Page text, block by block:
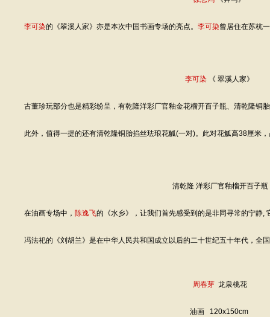
李可染的《翠溪人家》亦是本次中国书画专场的亮点。 李可染曾居住在苏杭
李可染 《 翠溪人家》
古董珍玩部分也是精彩纷呈，有乾隆洋彩厂官釉金花榴开百子瓶、清乾隆铜胎
此外，值得一提的还有清乾隆铜胎掐丝珐琅花觚(一对)。此对花觚高38厘米，
清乾隆 洋彩厂官釉榴开百子瓶
在油画专场中， 陈逸飞的《水乡》，让我们首先感受到的是非同寻常的宁静,
冯法祀的《刘胡兰》是在中华人民共和国成立以后的二十世纪五十年代，全国
周春芽 龙泉桃花
油画 120x150cm